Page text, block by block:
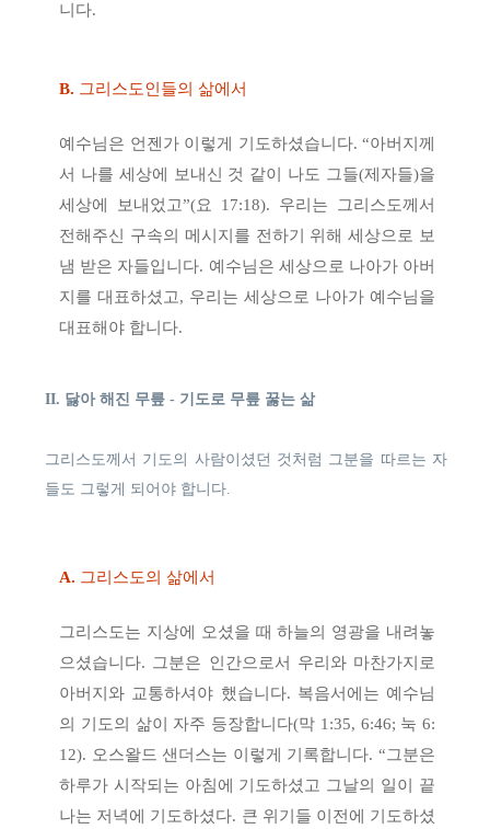
니다.
B. 그리스도인들의 삶에서
예수님은 언젠가 이렇게 기도하셨습니다. “아버지께
서 나를 세상에 보내신 것 같이 나도 그들(제자들)을
세상에 보내었고”(요 17:18). 우리는 그리스도께서
전해주신 구속의 메시지를 전하기 위해 세상으로 보
냄 받은 자들입니다. 예수님은 세상으로 나아가 아버
지를 대표하셨고, 우리는 세상으로 나아가 예수님을
대표해야 합니다.
II. 닳아 해진 무릎 - 기도로 무릎 꿇는 삶
그리스도께서 기도의 사람이셨던 것처럼 그분을 따르는 자
들도 그렇게 되어야 합니다.
A. 그리스도의 삶에서
그리스도는 지상에 오셨을 때 하늘의 영광을 내려놓
으셨습니다. 그분은 인간으로서 우리와 마찬가지로
아버지와 교통하셔야 했습니다. 복음서에는 예수님
의 기도의 삶이 자주 등장합니다(막 1:35, 6:46; 눅 6:
12). 오스왈드 샌더스는 이렇게 기록합니다. “그분은
하루가 시작되는 아침에 기도하셨고 그날의 일이 끝
나는 저녁에 기도하셨다. 큰 위기들 이전에 기도하셨